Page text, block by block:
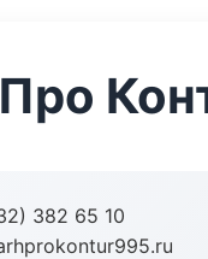
382 65 10